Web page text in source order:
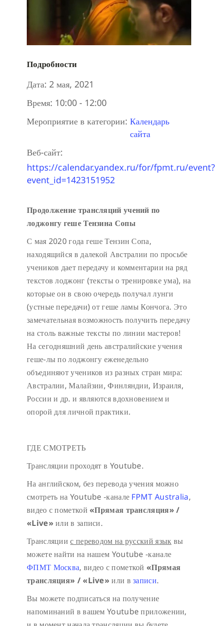
Подробности
Дата: 2 мая, 2021
Время: 10:00 - 12:00
Мероприятие в категории: Календарь
сайта
Веб-сайт:
https://calendar.yandex.ru/for/fpmt.ru/event?
event_id=1423151952
Продолжение трансляций учений по
лоджонгу геше Тензина Сопы
С мая 2020 года геше Тензин Сопа,
находящийся в далекой Австралии по просьбе
учеников дает передачу и комментарии на ряд
текстов лоджонг (тексты о тренировке ума), на
которые он в свою очередь получал лунги
(устные передачи) от геше ламы Кончога. Это
замечательная возможность получить передачу
на столь важные тексты по линии мастеров!
На сегодняшний день австралийские учения
геше-лы по лоджонгу еженедельно
объединяют учеников из разных стран мира:
Австралии, Малайзии, Финляндии, Израиля,
России и др. и являются вдохновением и
опорой для личной практики.
ГДЕ СМОТРЕТЬ
Трансляции проходят в Youtube.
На английском, без перевода учения можно
смотреть на Youtube -канале FPMT Australia,
видео с пометкой«Прямая трансляция» /
«Live»или в записи.
Трансляциис переводом на русский язык вы
можете найти на нашем Youtube -канале
ФПМТ Москва, видео с пометкой«Прямая
трансляция» / «Live»или взаписи.
Вы можете подписаться на получение
напоминаний в вашем Youtube приложении,